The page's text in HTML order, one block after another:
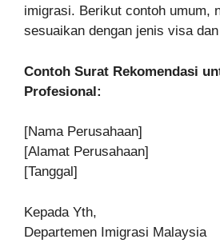
imigrasi. Berikut contoh umum,
sesuaikan dengan jenis visa
Contoh Surat Rekomendasi
Profesional:
[Nama Perusahaan]
[Alamat Perusahaan]
[Tanggal]
Kepada Yth,
Departemen Imigrasi Malaysia